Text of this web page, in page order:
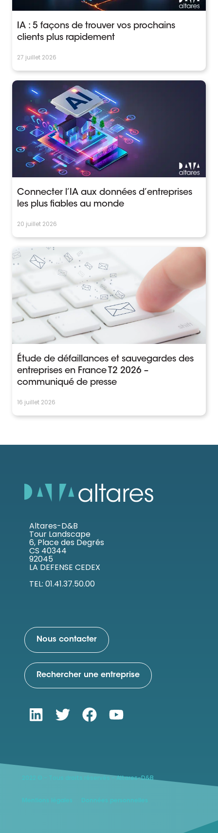
IA : 5 façons de trouver vos prochains
clients plus rapidement
27 juillet 2026
Connecter l’IA aux données d’entreprises
les plus fiables au monde
20 juillet 2026
Étude de défaillances et sauvegardes des
entreprises en France T2 2026 –
communiqué de presse
16 juillet 2026
Altares-D&B
Tour Landscape
6, Place des Degrés
CS 40344
92045
LA DEFENSE CEDEX
TEL: 01.41.37.50.00
Nous contacter
Rechercher une entreprise
2022 © - Tous droits réservés - Altares-D&B
Mentions légales Données personnelles